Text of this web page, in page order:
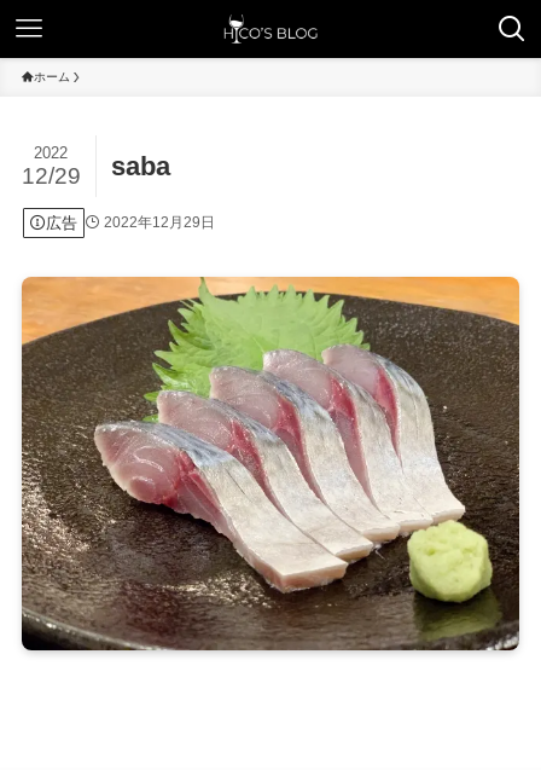
ホーム
saba
2022
12/29
広告 2022年12月29日